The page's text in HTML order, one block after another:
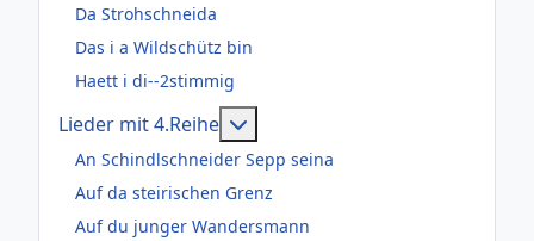
Da Strohschneida
Das i a Wildschütz bin
Haett i di--2stimmig
Lieder mit 4.Reihe
An Schindlschneider Sepp seina
Auf da steirischen Grenz
Auf du junger Wandersmann